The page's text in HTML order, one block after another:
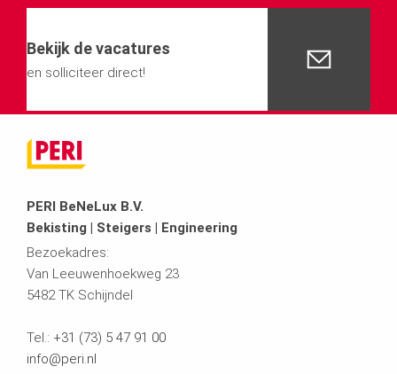
Bekijk de vacatures
en solliciteer direct!
PERI BeNeLux B.V.
Bekisting | Steigers | Engineering
Bezoekadres:
Van Leeuwenhoekweg 23
5482 TK Schijndel
Tel.: +31 (73) 5 47 91 00
info@peri.nl